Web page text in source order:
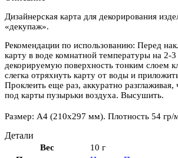
Дизайнерская карта для декорирования
«декупаж».
Рекомендации по использованию: Перед
карту в воде комнатной температуры на
декорируемую поверхность тонким слоем
слегка отряхнуть карту от воды и
Проклеить еще раз, аккуратно разглаживая,
под карты пузырьки воздуха. Высушить.
Размер: А4 (210х297 мм). Плотность 54 гр/
Детали
Вес
10 г